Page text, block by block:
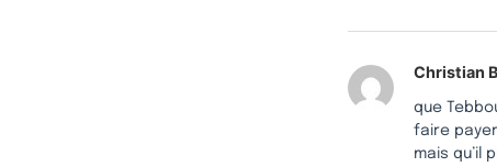
Christian
que
faire
mais qu’il